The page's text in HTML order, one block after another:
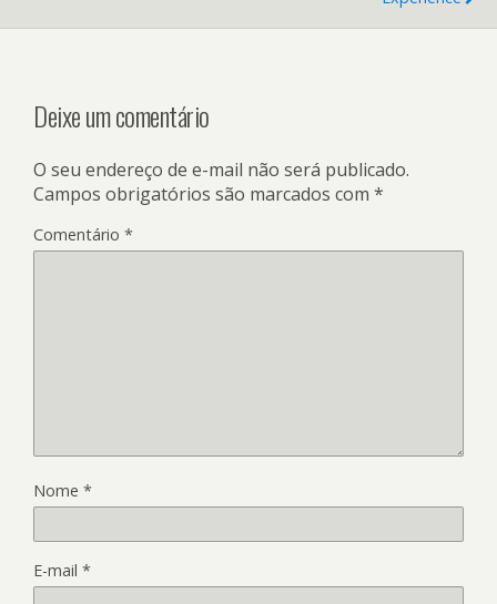
Deixe um comentário
O seu endereço de e-mail não será publicado.
Campos obrigatórios são marcados com *
Comentário *
Nome *
E-mail *